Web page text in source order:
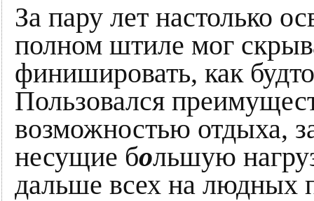
За пару лет настолько
полном штиле мог
финишировать, как
Пользовался
возможностью отдыха,
несущие большую
дальше всех на людных